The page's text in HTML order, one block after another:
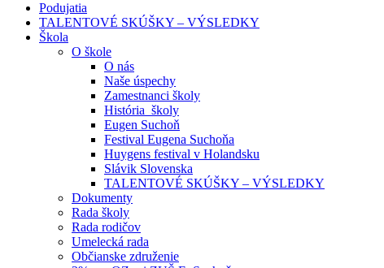
Podujatia
TALENTOVÉ SKÚŠKY – VÝSLEDKY
Škola
O škole
O nás
Naše úspechy
Zamestnanci školy
História školy
Eugen Suchoň
Festival Eugena Suchoňa
Huygens festival v Holandsku
Slávik Slovenska
TALENTOVÉ SKÚŠKY – VÝSLEDKY
Dokumenty
Rada školy
Rada rodičov
Umelecká rada
Občianske združenie